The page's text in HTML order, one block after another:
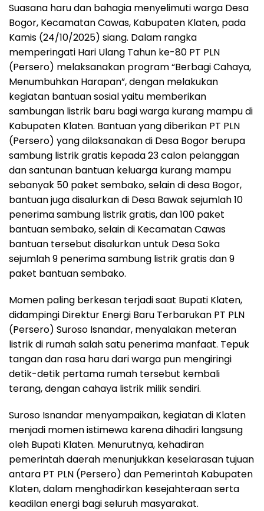
Suasana haru dan bahagia menyelimuti warga Desa
Bogor, Kecamatan Cawas, Kabupaten Klaten, pada
Kamis (24/10/2025) siang. Dalam rangka
memperingati Hari Ulang Tahun ke-80 PT PLN
(Persero) melaksanakan program “Berbagi Cahaya,
Menumbuhkan Harapan”, dengan melakukan
kegiatan bantuan sosial yaitu memberikan
sambungan listrik baru bagi warga kurang mampu di
Kabupaten Klaten. Bantuan yang diberikan PT PLN
(Persero) yang dilaksanakan di Desa Bogor berupa
sambung listrik gratis kepada 23 calon pelanggan
dan santunan bantuan keluarga kurang mampu
sebanyak 50 paket sembako, selain di desa Bogor,
bantuan juga disalurkan di Desa Bawak sejumlah 10
penerima sambung listrik gratis, dan 100 paket
bantuan sembako, selain di Kecamatan Cawas
bantuan tersebut disalurkan untuk Desa Soka
sejumlah 9 penerima sambung listrik gratis dan 9
paket bantuan sembako.
Momen paling berkesan terjadi saat Bupati Klaten,
didampingi Direktur Energi Baru Terbarukan PT PLN
(Persero) Suroso Isnandar, menyalakan meteran
listrik di rumah salah satu penerima manfaat. Tepuk
tangan dan rasa haru dari warga pun mengiringi
detik-detik pertama rumah tersebut kembali
terang, dengan cahaya listrik milik sendiri.
Suroso Isnandar menyampaikan, kegiatan di Klaten
menjadi momen istimewa karena dihadiri langsung
oleh Bupati Klaten. Menurutnya, kehadiran
pemerintah daerah menunjukkan keselarasan tujuan
antara PT PLN (Persero) dan Pemerintah Kabupaten
Klaten, dalam menghadirkan kesejahteraan serta
keadilan energi bagi seluruh masyarakat.